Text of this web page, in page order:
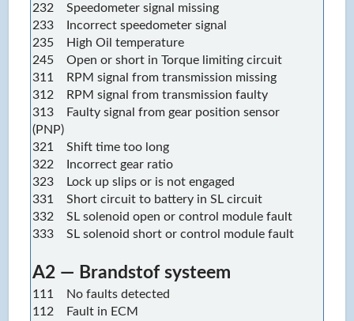
232 Speedometer signal missing
233 Incorrect speedometer signal
235 High Oil temperature
245 Open or short in Torque limiting circuit
311 RPM signal from transmission missing
312 RPM signal from transmission faulty
313 Faulty signal from gear position sensor
(PNP)
321 Shift time too long
322 Incorrect gear ratio
323 Lock up slips or is not engaged
331 Short circuit to battery in SL circuit
332 SL solenoid open or control module fault
333 SL solenoid short or control module fault
A2 — Brandstof systeem
111 No faults detected
112 Fault in ECM